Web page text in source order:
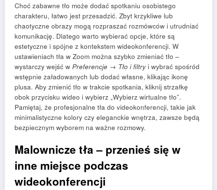
Choć zabawne tło może dodać spotkaniu osobistego
charakteru, łatwo jest przesadzić. Zbyt krzykliwe lub
chaotyczne obrazy mogą rozpraszać rozmówców i utrudniać
komunikację. Dlatego warto wybierać opcje, które są
estetyczne i spójne z kontekstem wideokonferencji. W
ustawieniach tła w Zoom można szybko zmieniać tło –
wystarczy wejść w Preferencje → Tło i filtry i wybrać spośród
wstępnie załadowanych lub dodać własne, klikając ikonę
plusa. Aby zmienić tło w trakcie spotkania, kliknij strzałkę
obok przycisku wideo i wybierz „Wybierz wirtualne tło”.
Pamiętaj, że profesjonalne tła do videokonferencji, takie jak
minimalistyczne kolory czy eleganckie wnętrza, zawsze będą
bezpiecznym wyborem na ważne rozmowy.
Malownicze tła – przenieś się w
inne miejsce podczas
wideokonferencji